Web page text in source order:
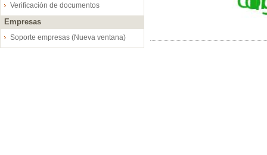
Verificación de documentos
Empresas
Soporte empresas (Nueva ventana)